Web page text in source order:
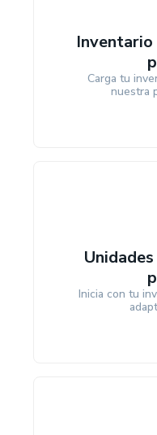
Carga tu
nuestra
Inicia con tu